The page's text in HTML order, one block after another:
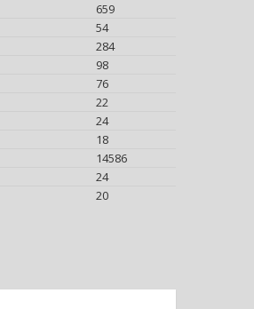
659
54
284
98
76
22
24
18
14586
24
20